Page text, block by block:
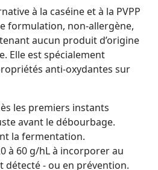
à la caséine et à la PVPP
formulation, non-allergène,
aucun produit d’origine
Elle est spécialement
anti-oxydantes sur
les premiers instants
avant le débourbage.
la fermentation.
à 60 g/hL à incorporer au
détecté - ou en prévention.